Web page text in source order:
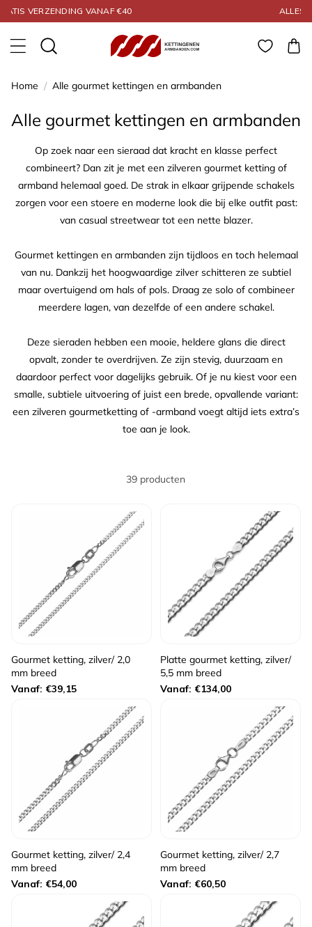
Meteen naar de
content
ALLES GEGARANDEERD 925 ZILVER
Home / Alle gourmet kettingen en armbanden
Collectie:
Alle gourmet kettingen en armbanden
Op zoek naar een sieraad dat kracht en klasse perfect
combineert? Dan zit je met een zilveren gourmet ketting of
armband helemaal goed. De strak in elkaar grijpende schakels
zorgen voor een stoere en moderne look die bij elke outfit past:
van casual streetwear tot een nette blazer.
Gourmet kettingen en armbanden zijn tijdloos en toch helemaal
van nu. Dankzij het hoogwaardige zilver schitteren ze subtiel
maar overtuigend om hals of pols. Draag ze solo of combineer
meerdere lagen, van dezelfde of een andere schakel.
Deze sieraden hebben een mooie, heldere glans die direct
opvalt, zonder te overdrijven. Ze zijn stevig, duurzaam en
daardoor perfect voor dagelijks gebruik. Of je nu kiest voor een
smalle, subtiele uitvoering of juist een brede, opvallende variant:
een zilveren gourmetketting of -armband voegt altijd iets extra’s
toe aan je look.
39 producten
Gourmet ketting, zilver/ 2,0
mm breed
Normale
Vanaf: €39,15
Platte gourmet ketting, zilver/
5,5 mm breed
Normale
Vanaf: €134,00
Gourmet ketting, zilver/ 2,4
mm breed
Normale
Vanaf: €54,00
Gourmet ketting, zilver/ 2,7
mm breed
Normale
Vanaf: €60,50